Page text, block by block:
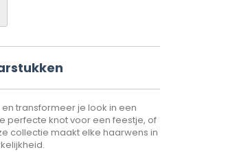
transformeer je look in een
perfecte knot voor een feestje, of
collectie maakt elke haarwens in